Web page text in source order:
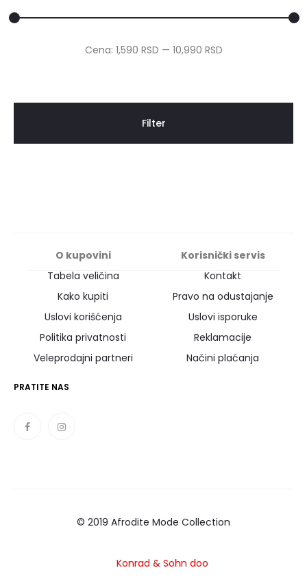
Filter
Cena: 1,590 RSD — 10,990 RSD
O kupovini
Korisnički servis
Tabela veličina
Kontakt
Kako kupiti
Pravo na odustajanje
Uslovi korišćenja
Uslovi isporuke
Politika privatnosti
Reklamacije
Veleprodajni partneri
Načini plaćanja
PRATITE NAS
© 2019 Afrodite Mode Collection
Konrad & Sohn doo